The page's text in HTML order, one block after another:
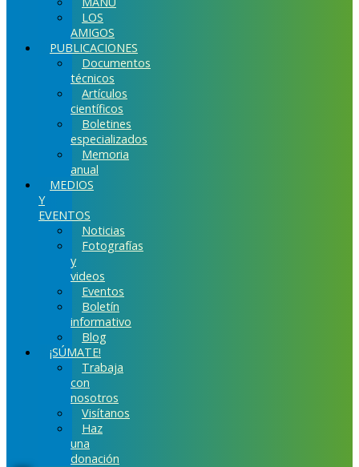
LOS
AMIGOS
PUBLICACIONES
Documentos
técnicos
Artículos
científicos
Boletines
especializados
Memoria
anual
MEDIOS
Y
EVENTOS
Noticias
Fotografías
y
videos
Eventos
Boletín
informativo
Blog
¡SÚMATE!
Trabaja
con
nosotros
Visítanos
Haz
una
donación